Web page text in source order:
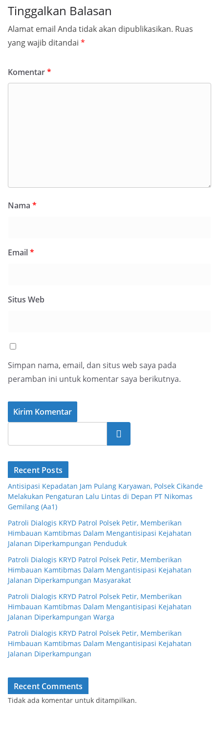
Tinggalkan Balasan
Alamat email Anda tidak akan dipublikasikan. Ruas
yang wajib ditandai *
Komentar*
Nama *
Email*
Situs Web
Simpan nama, email, dan situs web saya pada
peramban ini untuk komentar saya berikutnya.
Cari
Recent Posts
Antisipasi Kepadatan Jam Pulang Karyawan, Polsek Cikande
Melakukan Pengaturan Lalu Lintas di Depan PT Nikomas
Gemilang (Aa1)
Patroli Dialogis KRYD Patrol Polsek Petir, Memberikan
Himbauan Kamtibmas Dalam Mengantisipasi Kejahatan
Jalanan Diperkampungan Penduduk
Patroli Dialogis KRYD Patrol Polsek Petir, Memberikan
Himbauan Kamtibmas Dalam Mengantisipasi Kejahatan
Jalanan Diperkampungan Masyarakat
Patroli Dialogis KRYD Patrol Polsek Petir, Memberikan
Himbauan Kamtibmas Dalam Mengantisipasi Kejahatan
Jalanan Diperkampungan Warga
Patroli Dialogis KRYD Patrol Polsek Petir, Memberikan
Himbauan Kamtibmas Dalam Mengantisipasi Kejahatan
Jalanan Diperkampungan
Recent Comments
Tidak ada komentar untuk ditampilkan.